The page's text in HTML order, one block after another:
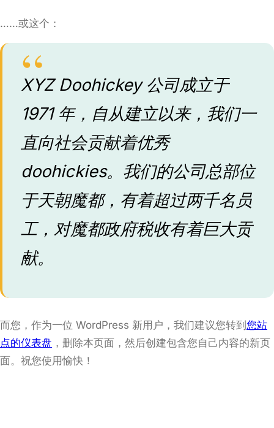
……或这个：
XYZ Doohickey 公司成立于
1971 年，自从建立以来，我们一
直向社会贡献着优秀
doohickies。我们的公司总部位
于天朝魔都，有着超过两千名员
工，对魔都政府税收有着巨大贡
献。
而您，作为一位 WordPress 新用户，我们建议您转到您站
点的仪表盘 ，删除本页面，然后创建包含您自己内容的新页
面。祝您使用愉快！